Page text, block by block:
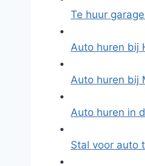
Te huur
Auto huren bij
Auto huren bij
Auto huren in
Stal voor auto